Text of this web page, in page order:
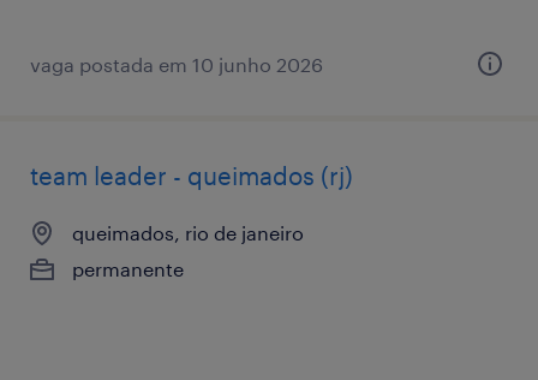
vaga postada em 10 junho 2026
team leader - queimados (rj)
queimados, rio de janeiro
permanente